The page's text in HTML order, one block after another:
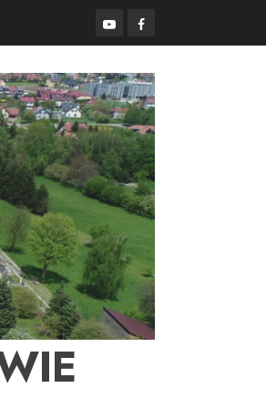
YouTubeFacebook